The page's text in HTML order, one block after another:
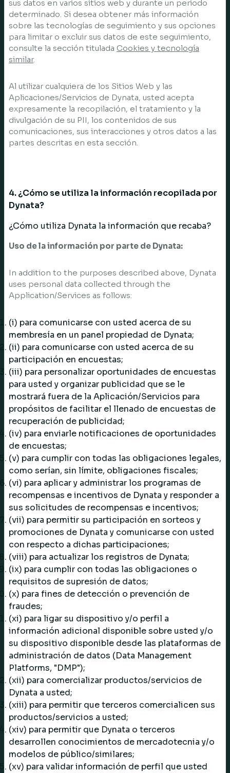
sus datos en varios sitios web y durante un periodo
determinado. Si desea obtener más información
sobre las tecnologías de seguimiento y sus opciones
para limitar o excluir sus datos de este seguimiento,
consulte la sección titulada Cookies y tecnología
similar.
Al utilizar cualquiera de los Sitios Web y las
Aplicaciones/Servicios de Dynata, usted acepta
expresamente la recopilación, el tratamiento y la
divulgación de su PII, los contenidos de sus
comunicaciones, sus interacciones y otros datos a las
partes descritas en esta sección.
4. ¿Cómo se utiliza la información recopilada por
Dynata?
¿Cómo utiliza Dynata la información que recaba?
Uso de la información por parte de Dynata:
In addition to the purposes described above, Dynata
uses personal data collected through the
Application/Services as follows:
(i) para comunicarse con usted acerca de su
membresía en un panel propiedad de Dynata;
(ii) para comunicarse con usted acerca de su
participación en encuestas;
(iii) para personalizar oportunidades de encuestas
para usted y organizar publicidad que se le
mostrará fuera de la Aplicación/Servicios para
propósitos de facilitar el llenado de encuestas de
recuperación de publicidad;
(iv) para enviarle notificaciones de oportunidades
de encuestas;
(v) para cumplir con todas las obligaciones legales,
como serían, sin límite, obligaciones fiscales;
(vi) para aplicar y administrar los programas de
recompensas e incentivos de Dynata y responder a
sus solicitudes de recompensas e incentivos;
(vii) para permitir su participación en sorteos y
promociones de Dynata y comunicarse con usted
con respecto a dichas participaciones;
(viii) para actualizar los registros de Dynata;
(ix) para cumplir con todas las obligaciones o
requisitos de supresión de datos;
(x) para fines de detección o prevención de
fraudes;
(xi) para ligar su dispositivo y/o perfil a
información adicional disponible sobre usted y/o
su dispositivo disponible desde las plataformas de
administración de datos (Data Management
Platforms, "DMP");
(xii) para comercializar productos/servicios de
Dynata a usted;
(xiii) para permitir que terceros comercialicen sus
productos/servicios a usted;
(xiv) para permitir que Dynata o terceros
desarrollen conocimientos de mercadotecnia y/o
modelos de público/similares;
(xv) para validar información de perfil que usted